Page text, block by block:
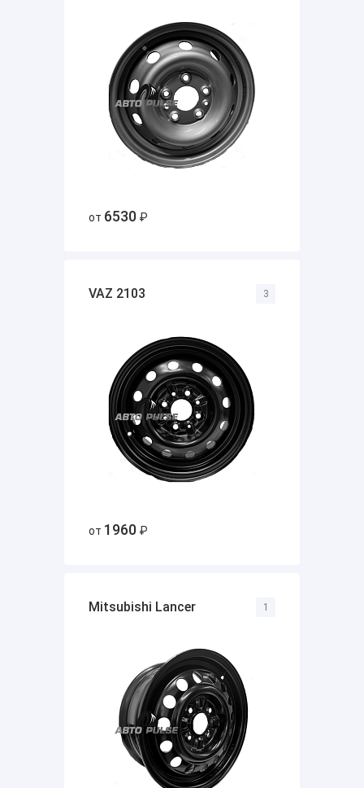
от 6530 ₽
VAZ 2103
от 1960 ₽
3
Mitsubishi Lancer 1